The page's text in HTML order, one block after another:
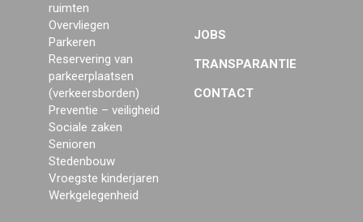
ruimten
Overvliegen
Parkeren
Reservering van
parkeerplaatsen
(verkeersborden)
Preventie – veiligheid
Sociale zaken
Senioren
Stedenbouw
Vroegste kinderjaren
Werkgelegenheid
JOBS
TRANSPARANTIE
CONTACT